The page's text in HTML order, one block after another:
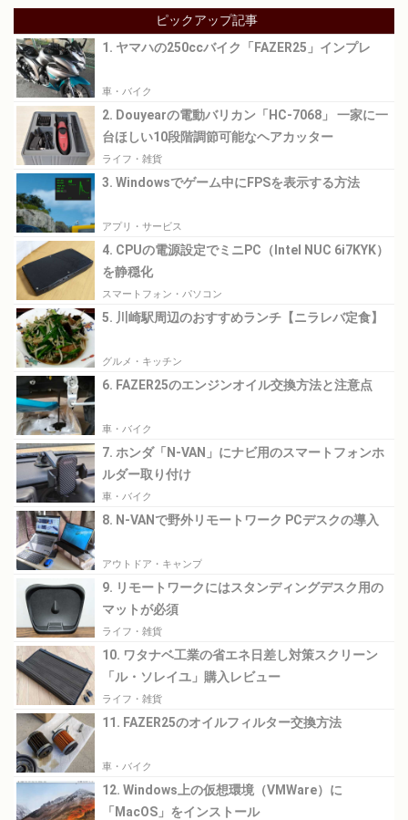
ピックアップ記事
1. ヤマハの250ccバイク「FAZER25」インプレ
車・バイク
2. Douyearの電動バリカン「HC-7068」 一家に一
台ほしい10段階調節可能なヘアカッター
ライフ・雑貨
3. Windowsでゲーム中にFPSを表示する方法
アプリ・サービス
4. CPUの電源設定でミニPC（Intel NUC 6i7KYK）
を静穏化
スマートフォン・パソコン
5. 川崎駅周辺のおすすめランチ【ニラレバ定食】
グルメ・キッチン
6. FAZER25のエンジンオイル交換方法と注意点
車・バイク
7. ホンダ「N-VAN」にナビ用のスマートフォンホ
ルダー取り付け
車・バイク
8. N-VANで野外リモートワーク PCデスクの導入
アウトドア・キャンプ
9. リモートワークにはスタンディングデスク用の
マットが必須
ライフ・雑貨
10. ワタナベ工業の省エネ日差し対策スクリーン
「ル・ソレイユ」購入レビュー
ライフ・雑貨
11. FAZER25のオイルフィルター交換方法
車・バイク
12. Windows上の仮想環境（VMWare）に
「MacOS」をインストール